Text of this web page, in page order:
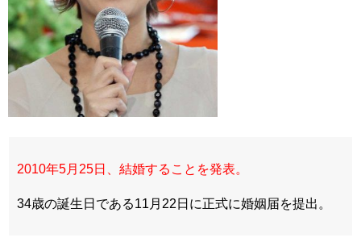
2010年5月25日、結婚することを発表。
34歳の誕生日である11月22日に正式に婚姻届を提出。